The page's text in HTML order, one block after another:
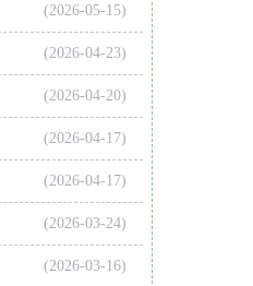
(2026-05-15)
(2026-04-23)
(2026-04-20)
(2026-04-17)
(2026-04-17)
(2026-03-24)
(2026-03-16)